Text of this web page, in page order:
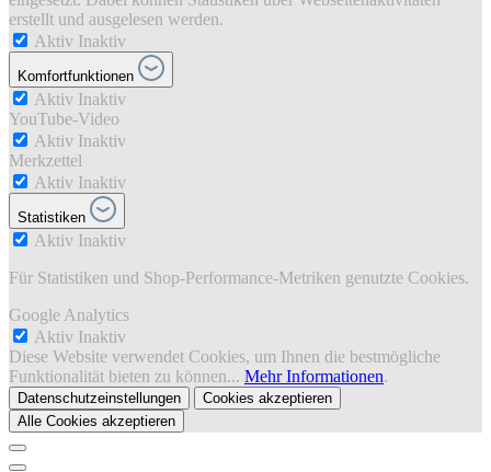
erstellt und ausgelesen werden.
Aktiv Inaktiv
Komfortfunktionen
Aktiv Inaktiv
YouTube-Video
Aktiv Inaktiv
Merkzettel
Aktiv Inaktiv
Statistiken
Aktiv Inaktiv
Für Statistiken und Shop-Performance-Metriken genutzte Cookies.
Google Analytics
Aktiv Inaktiv
Diese Website verwendet Cookies, um Ihnen die bestmögliche
Funktionalität bieten zu können... Mehr Informationen.
Datenschutzeinstellungen
Cookies akzeptieren
Alle Cookies akzeptieren